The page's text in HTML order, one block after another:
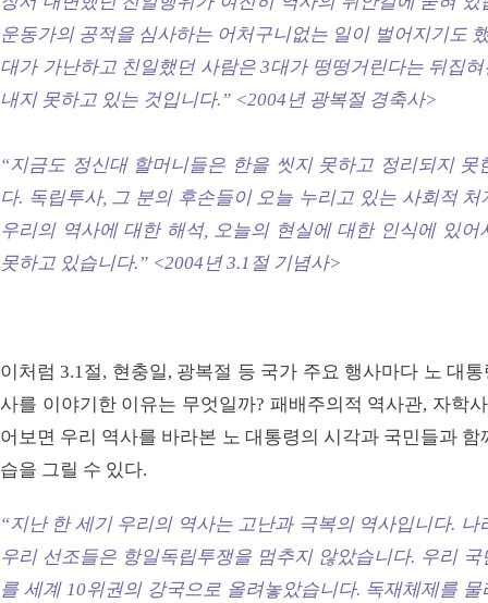
운동가의 공적을 심사하는 어처구니없는 일이 벌어지기도
대가 가난하고 친일했던 사람은 3대가 떵떵거린다는 뒤집
내지 못하고 있는 것입니다.” <2004년 광복절 경축사>
“지금도 정신대 할머니들은 한을 씻지 못하고 정리되지
다. 독립투사, 그 분의 후손들이 오늘 누리고 있는 사회적
우리의 역사에 대한 해석, 오늘의 현실에 대한 인식에 있
못하고 있습니다.” <2004년 3.1절 기념사>
이처럼 3.1절, 현충일, 광복절 등 국가 주요 행사마다 노 대
사를 이야기한 이유는 무엇일까? 패배주의적 역사관, 자학
어보면 우리 역사를 바라본 노 대통령의 시각과 국민들과
습을 그릴 수 있다.
“지난 한 세기 우리의 역사는 고난과 극복의 역사입니다.
우리 선조들은 항일독립투쟁을 멈추지 않았습니다. 우리
를 세계 10위권의 강국으로 올려놓았습니다. 독재체제를